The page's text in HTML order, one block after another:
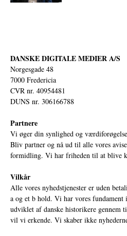
DANSKE DIGITALE MEDIER A/S
Norgesgade 48
7000 Fredericia
CVR nr. 40954481
DUNS nr. 306166788
Partnere
Vi øger din synlighed og
Bliv partner og nå ud til alle vores
formidling. Vi har friheden til at blive
Vilkår
Alle vores nyhedstjenester er uden
a og et b hold. Vi har vores
udviklet af danske historikere gennem
vil vi erkende. Vi skaber ikke